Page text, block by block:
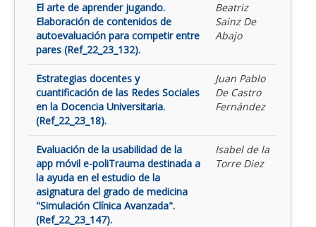
El arte de aprender jugando.
Elaboración de contenidos de
autoevaluación para competir entre
pares (Ref_22_23_132).
Beatriz
Sainz De
Abajo
Estrategias docentes y
cuantificación de las Redes Sociales
en la Docencia Universitaria.
(Ref_22_23_18).
Juan Pablo
De Castro
Fernández
Evaluación de la usabilidad de la
app móvil e-poliTrauma destinada a
la ayuda en el estudio de la
asignatura del grado de medicina
"Simulación Clínica Avanzada".
(Ref_22_23_147).
Isabel de la
Torre Diez